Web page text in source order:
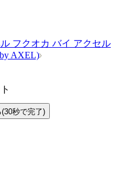
フクオカ バイ アクセル
AXEL)
(30秒で完了)